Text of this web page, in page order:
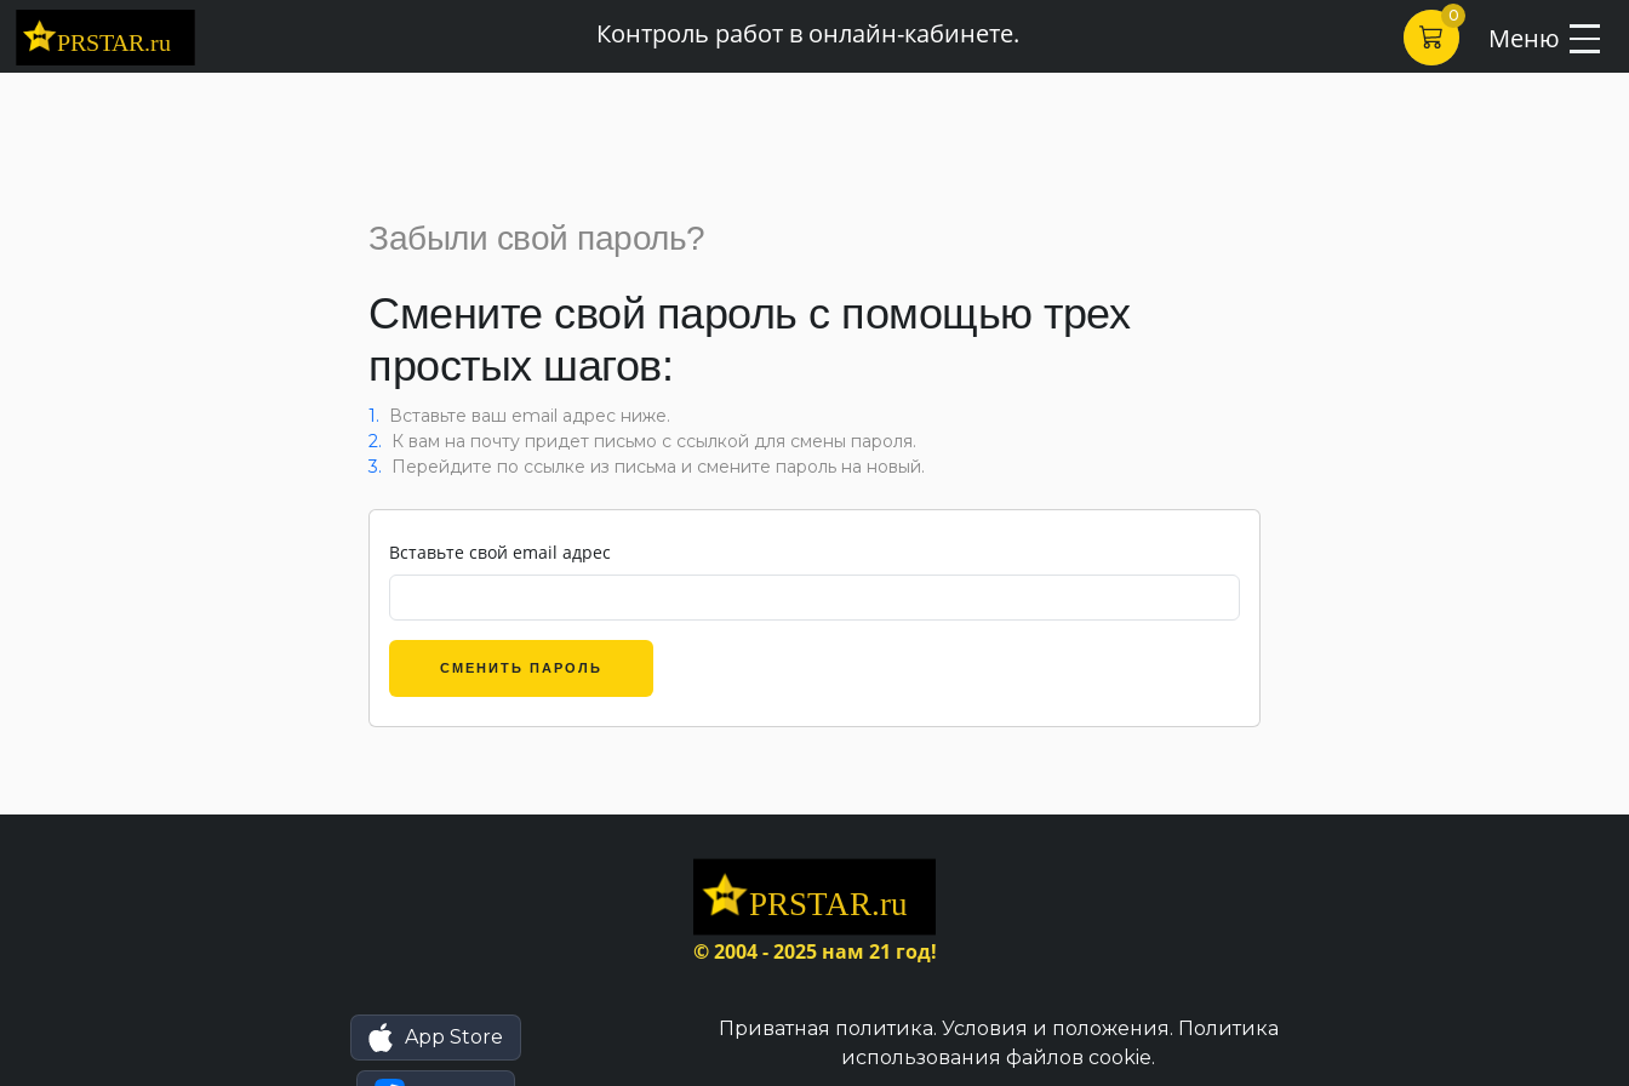
Контроль работ в онлайн-кабинете.
0
Меню
Забыли свой пароль?
Смените свой пароль с помощью трех
простых шагов:
1.
Вставьте ваш email адрес ниже.
2.
К вам на почту придет письмо с ссылкой для смены пароля.
3.
Перейдите по ссылке из письма и смените пароль на новый.
Вставьте свой email адрес
СМЕНИТЬ ПАРОЛЬ
© 2004 - 2025 нам 21 год!
App Store Приватная политика. Условия и положения. Политика
использования файлов cookie.